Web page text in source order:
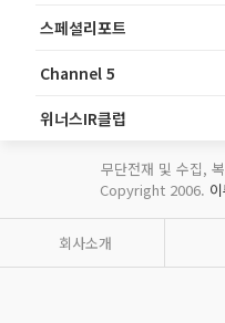
스페셜리포트
Channel 5
위너스IR클럽
무단전재 및 수집,
Copyright 2006.
회사소개